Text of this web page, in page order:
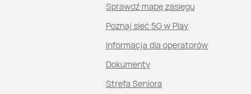
Sprawdź mapę zasięgu
Poznaj sieć 5G w Play
Informacja dla operatorów
Dokumenty
Strefa Seniora